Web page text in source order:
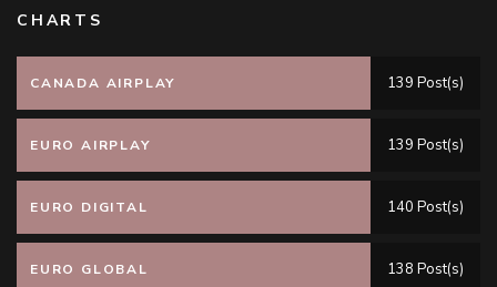
CHARTS
CANADA AIRPLAY 139 Post(s)
EURO AIRPLAY 139 Post(s)
EURO DIGITAL 140 Post(s)
EURO GLOBAL 138 Post(s)